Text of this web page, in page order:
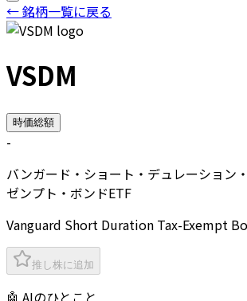
← 銘柄一覧に戻る
VSDM
時価総額
-
バンガード・ショート・デュレーション
ゼンプト・ボンドETF
Vanguard Short Duration Tax-Exempt
推し株に追加
🤖 AIのひとこと